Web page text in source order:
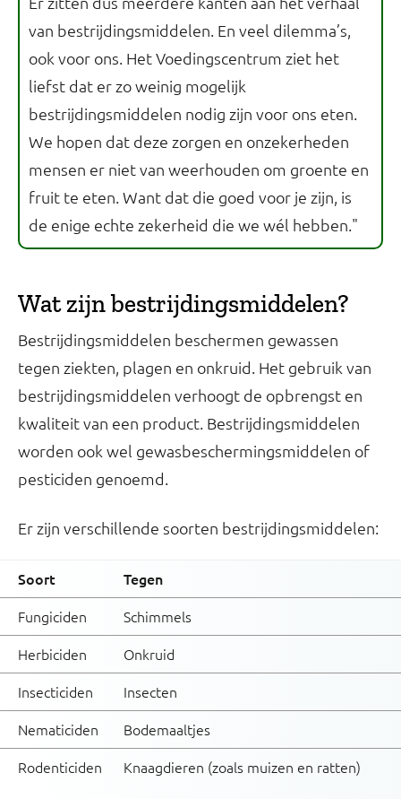
van bestrijdingsmiddelen. En veel dilemma’s,
ook voor ons. Het Voedingscentrum ziet het
liefst dat er zo weinig mogelijk
bestrijdingsmiddelen nodig zijn voor ons eten.
We hopen dat deze zorgen en onzekerheden
mensen er niet van weerhouden om groente en
fruit te eten. Want dat die goed voor je zijn, is
de enige echte zekerheid die we wél hebben."
Wat zijn bestrijdingsmiddelen?
Bestrijdingsmiddelen beschermen gewassen
tegen ziekten, plagen en onkruid. Het gebruik van
bestrijdingsmiddelen verhoogt de opbrengst en
kwaliteit van een product. Bestrijdingsmiddelen
worden ook wel gewasbeschermingsmiddelen of
pesticiden genoemd.
Er zijn verschillende soorten bestrijdingsmiddelen:
Soort
Tegen
Fungiciden
Schimmels
Herbiciden
Onkruid
Insecticiden
Insecten
Nematiciden
Bodemaaltjes
Rodenticiden
Knaagdieren (zoals muizen en ratten)